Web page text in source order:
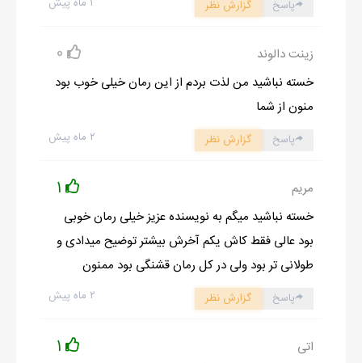
انگار همین چند تا جمله کافی بود تا من هم مثل بچه ها بزنم زیر گریه
وخودمو پرت کنم توی اغوشه گرم وامن مادرم.زار می زدم وسرمو تکون
می دادم.
مامان کمکم کرد تا روی مبل بنشینم خودش هم نشست کنارم وسرمو
توی بغلش گرفت ونوازشم کرد.
گفت:پرینازه مادر...اخه چی شده؟من که نصف عمر شدم.اخه چرا انقدر
اروم روی سرمو بوسید وگفت:اروم باش دخترم.اروم باش وبگو چی
با هق هق سرمو از اغوشش جدا کردم وگفتم:مامان...امروز ..امروز...
مامانم برخلافه همیشه بی صبرانه گفت:امروز چی پریناز؟بگو دخترم.تو
رو خدا انقدر گریه نکن.
از جاش بلند شد وبه اشپزخونه رفت .وقتی برگشت توی دستاش یه
لیوان شربت قند بود.داد دستم ومن هم یه نفس سرکشیدم.بعد از
خوردنش احساس بهتری داشتم ودیگه از اون ضعف جسمیم خبری
پاسخ گزارش نظر
زینت دالوند 0
خسته نباشید من لذت بردم از این رمان خیلی خوب بود
منون از شما
۲ ماه پیش پاسخ گزارش نظر
مریم 1
خسته نباشید میگم به نویسنده عزیز خیلی رمان خوبی
بود عالی فقط کاش یکم آخرش بیشتر توضیح میدادی و
طولانی تر بود ولی در کل رمان قشنگی بود ممنون
۲ ماه پیش پاسخ گزارش نظر
اتی 1